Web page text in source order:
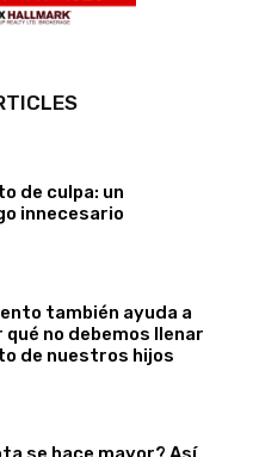
de culpa: un
innecesario
también ayuda a
no debemos llenar
de nuestros hijos